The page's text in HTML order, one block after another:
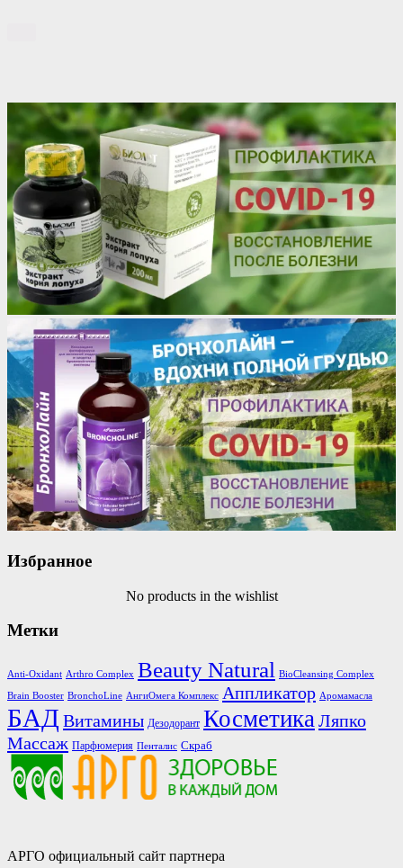
Избранное
No products in the wishlist
Метки
Anti-Oxidant Arthro Complex Beauty Natural BioCleansing Complex
Brain Booster BronchoLine АнгиОмега Комплекс Аппликатор Аромамасла
БАД Витамины Дезодорант КосметикаЛяпко
Массаж Парфюмерия Пенталис Скраб
АРГО официальный сайт партнера